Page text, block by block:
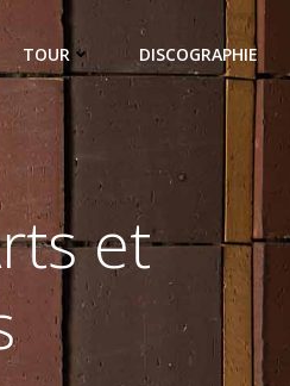
TOUR DISCOGRAPHIE
et